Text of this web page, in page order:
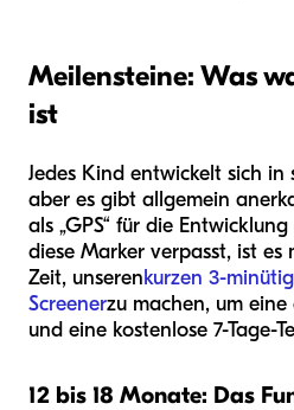
Meilensteine: Was
ist
Jedes Kind entwickelt sich in
aber es gibt allgemein
als „GPS“ für die
diese Marker verpasst, ist es
Zeit, unserenkurzen 3-
Screenerzu machen, um
und eine kostenlose 7-Tage-
12 bis 18 Monate: Das